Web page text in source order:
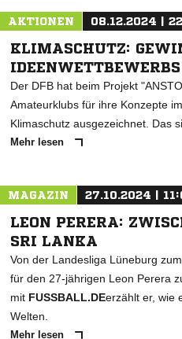
AKTIONEN 08.12.2024 |
KLIMASCHUTZ:
IDEENWETTBEWERBS
Der DFB hat beim Projekt
Amateurklubs für ihre Konzepte
Klimaschutz ausgezeichnet. Das
Mehr lesen
MAGAZIN 27.10.2024 |
LEON PERERA:
SRI LANKA
Von der Landesliga Lüneburg
für den 27-jährigen Leon Perera
mit FUSSBALL.DEerzählt er, wie
Welten.
Mehr lesen